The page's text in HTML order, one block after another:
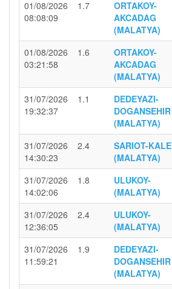
01/08/2026
08:08:09
1.7
ORTAKOY-
AKCADAG
(MALATYA)
01/08/2026
03:21:58
1.6
ORTAKOY-
AKCADAG
(MALATYA)
31/07/2026
19:32:37
1.1
DEDEYAZI-
DOGANSEHIR
(MALATYA)
31/07/2026
14:30:23
2.4
SARIOT-KALE
(MALATYA)
31/07/2026
14:02:06
1.8
ULUKOY-
(MALATYA)
31/07/2026
12:36:05
2.4
ULUKOY-
(MALATYA)
31/07/2026
11:59:21
1.9
DEDEYAZI-
DOGANSEHIR
(MALATYA)